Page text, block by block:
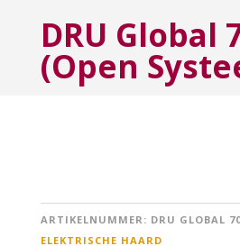
DRU Global
(Open
ARTIKELNUMMER: DRU GLOBAL
ELEKTRISCHE HAARD